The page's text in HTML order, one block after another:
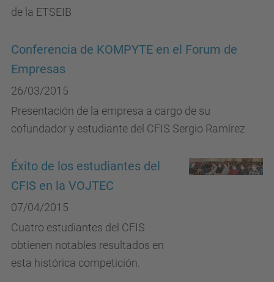
de la ETSEIB
Conferencia de KOMPYTE en el Forum de
Empresas
26/03/2015
Presentación de la empresa a cargo de su
cofundador y estudiante del CFIS Sergio Ramírez
Éxito de los estudiantes del
CFIS en la VOJTEC
07/04/2015
Cuatro estudiantes del CFIS
obtienen notables resultados en
esta histórica competición.